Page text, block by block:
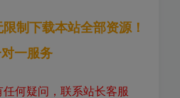
制下载本站全部资源！
一服务
何疑问，联系站长客服